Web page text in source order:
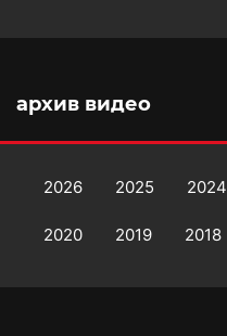
архив видео
2026 2025 2024
2020 2019 2018